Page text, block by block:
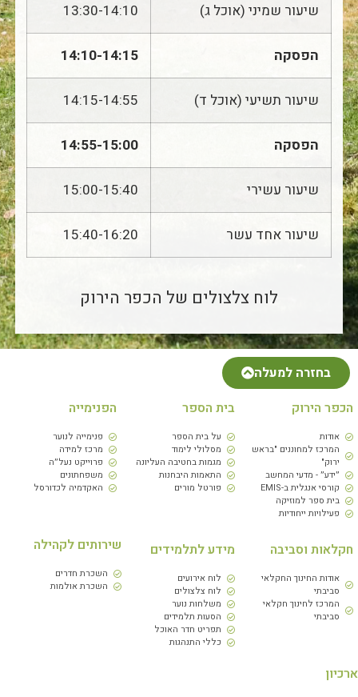
שיעור שמיני (אוכל ג) 13:30-14:10
הפסקה 14:10-14:15
שיעור תשיעי (אוכל ד) 14:15-14:55
הפסקה 14:55-15:00
שיעור עשירי 15:00-15:40
שיעור אחד עשר 15:40-16:20
לוח צלצולים של הכפר הירוק
בחזרה למעלה
הכפר הירוק
אודות
המרכז למחוננים "בראש
ירוק"
״ידע״ - מדעי המחשב
קורסי אנגלית ב-EMIS
בית ספר למוזיקה
פעילויות ייחודיות
בית הספר
על בית הספר
מסלולי לימוד
מגמות בחטיבה העליונה
התאמות היבחנות
פורטל מורים
הפנימייה
פנימייה לנוער
מרכז למידה
פרוייקט נעל״ה
משפחתונים
האקדמיה לכדורסל
חקלאות וסביבה
אודות החינוך החקלאי
סביבתי
המרכז לחינוך חקלאי
סביבתי
מידע לתלמידים
לוח אירועים
לוח צלצולים
משלחות נוער
הסעות תלמידים
תפריט חדר האוכל
כללי התנהגות
שירותים לקהילה
השכרת חדרים
השכרת אולמות
ארכיון